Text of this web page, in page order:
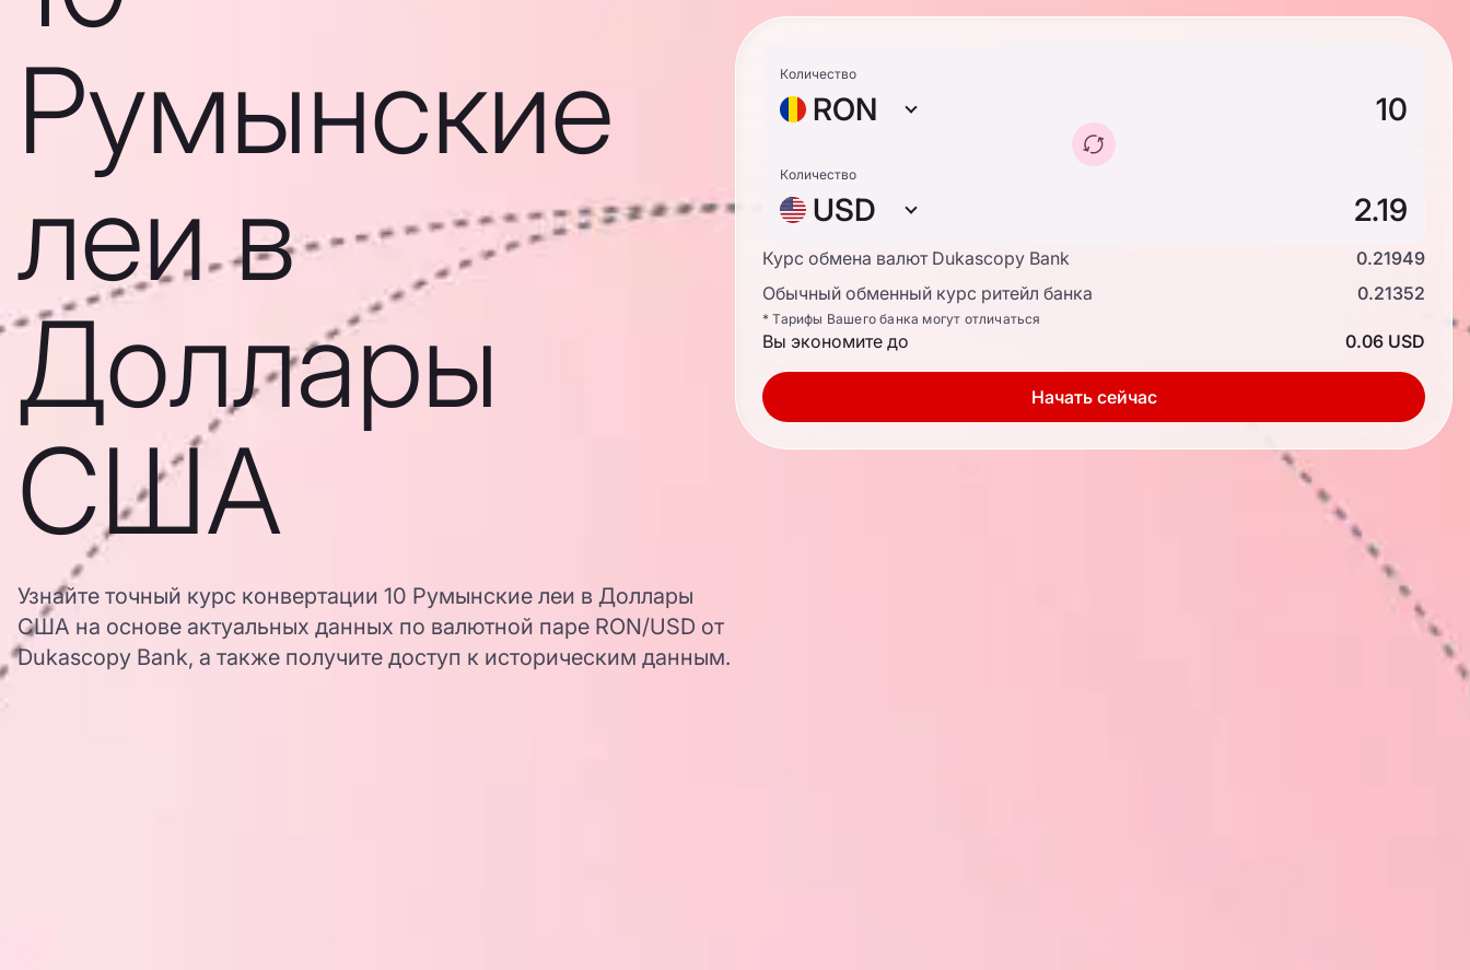
Румынские
леи в
Доллары
США
Узнайте точный курс конвертации 10 Румынские леи в Доллары
США на основе актуальных данных по валютной паре RON/USD от
Dukascopy Bank, а также получите доступ к историческим данным.
Количество
RON
Количество
USD
Курс обмена валют Dukascopy Bank
0.21949
Обычный обменный курс ритейл банка
0.21352
* Тарифы Вашего банка могут отличаться
Вы экономите до 0.06 USD
Начать сейчас